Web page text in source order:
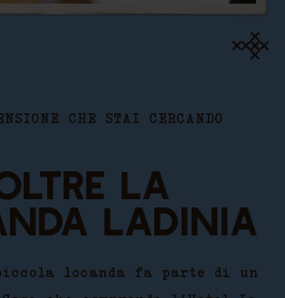
CHE STAI CERCANDO
LA
LADINIA
locanda fa parte di un